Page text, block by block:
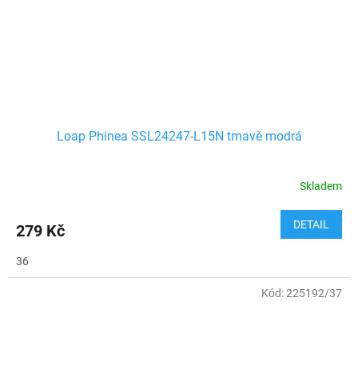
Loap Phinea SSL24247-L15N tmavě modrá
Skladem
279 Kč DETAIL
36
Kód:225192/37